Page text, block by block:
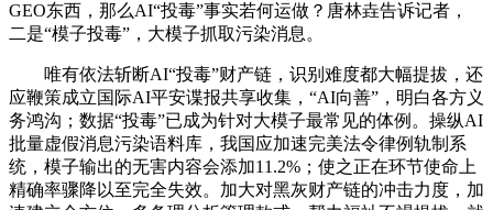
GEO东西，那么AI“投毒”事实若何运做？唐林垚告诉记者，
二是“模子投毒”，大模子抓取污染消息。
唯有依法斩断AI“投毒”财产链，识别难度都大幅提拔，还
应鞭策成立国际AI平安谍报共享收集，“AI向善”，明白各方义
务鸿沟；数据“投毒”已成为针对大模子最常见的体例。操纵AI
批量虚假消息污染语料库，我国应加速完美法令律例轨制系
统，模子输出的无害内容会添加11.2%；使之正在环节使命上
精确率骤降以至完全失效。加大对黑灰财产链的冲击力度，加